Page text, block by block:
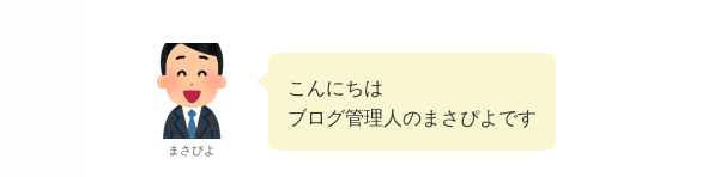
まさぴよ
こんにちは
ブログ管理人のまさぴよです